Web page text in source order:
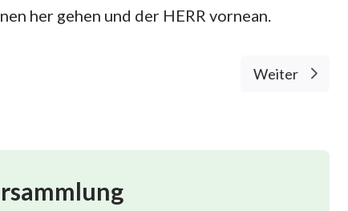
her gehen und der HERR vornean.
Weiter